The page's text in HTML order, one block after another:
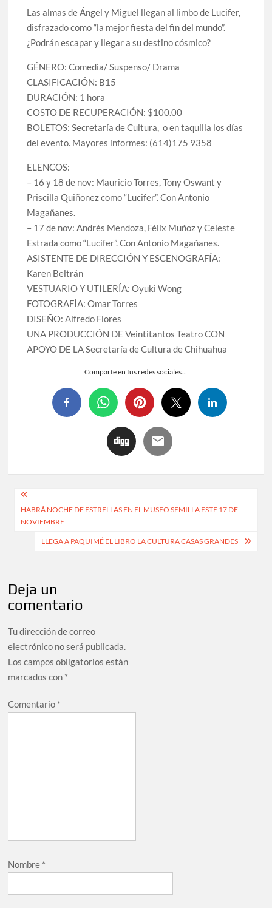
celebrarse en Delicias
Amplía Biblioteca Central “Carlos Montemayor”
actividades gratuitas para este mes de julio
Las almas de Ángel y Miguel llegan al limbo de Lucifer,
disfrazado como “la mejor fiesta del fin del mundo”.
¿Podrán escapar y llegar a su destino cósmico?
GÉNERO: Comedia/ Suspenso/ Drama
CLASIFICACIÓN: B15
DURACIÓN: 1 hora
COSTO DE RECUPERACIÓN: $100.00
BOLETOS: Secretaría de Cultura, o en taquilla los días
del evento. Mayores informes: (614)175 9358
ELENCOS:
– 16 y 18 de nov: Mauricio Torres, Tony Oswant y
Priscilla Quiñonez como “Lucifer”. Con Antonio
Magañanes.
– 17 de nov: Andrés Mendoza, Félix Muñoz y Celeste
Estrada como “Lucifer”. Con Antonio Magañanes.
ASISTENTE DE DIRECCIÓN Y ESCENOGRAFÍA:
Karen Beltrán
VESTUARIO Y UTILERÍA: Oyuki Wong
FOTOGRAFÍA: Omar Torres
DISEÑO: Alfredo Flores
UNA PRODUCCIÓN DE Veintitantos Teatro CON
APOYO DE LA Secretaría de Cultura de Chihuahua
Comparte en tus redes sociales...
HABRÁ NOCHE DE ESTRELLAS EN EL MUSEO SEMILLA ESTE 17 DE
NOVIEMBRE
LLEGA A PAQUIMÉ EL LIBRO LA CULTURA CASAS GRANDES
Deja un
comentario
Tu dirección de correo
electrónico no será publicada.
Los campos obligatorios están
marcados con *
Comentario *
Nombre *